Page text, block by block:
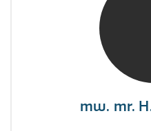
mw. mr.
NIVRE
"There is no